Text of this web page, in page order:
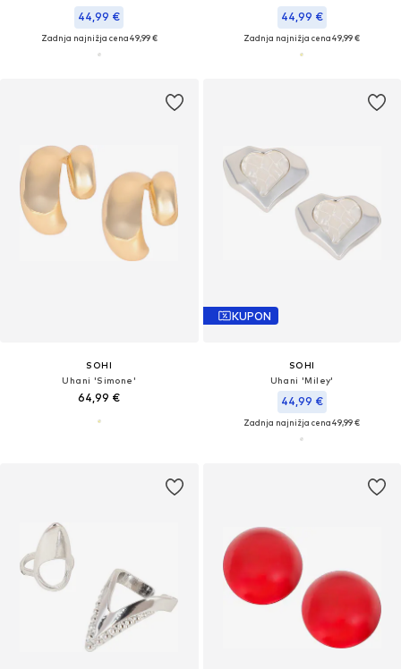
44,99 €
Zadnja najnižja cena49,99 €
44,99 €
Zadnja najnižja cena49,99 €
SOHI
Uhani 'Simone'
64,99 €
KUPON
SOHI
Uhani 'Miley'
44,99 €
Zadnja najnižja cena49,99 €